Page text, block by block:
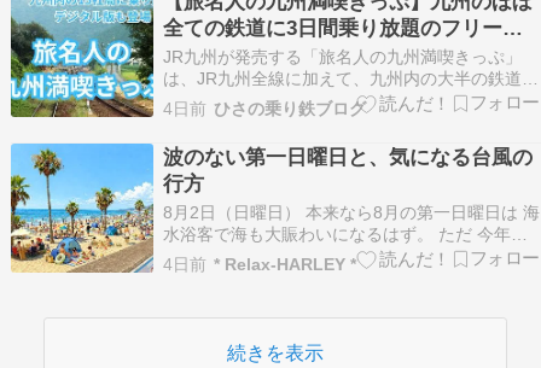
である。1986年の荷…
全ての鉄道に3日間乗り放題のフリーき
っぷ！ おすすめの使い方も紹介します！
（2026年版）
JR九州が発売する「旅名人の九州満喫きっぷ」
は、JR九州全線に加えて、九州内の大半の鉄道、
モノレール、路面電車などに乗車できるフリーき
っぷです。普通列車・快速列車にしか乗れません
が、九州の鉄道を満喫したい方にはおすすめのフ
リーきっぷです。この記事では、「旅名人の九州
満喫きっぷ」の…
4日前 ひさの乗り鉄ブログ
波のない第一日曜日と、気になる台風の
行方
8月2日（日曜日） 本来なら8月の第一日曜日は 海
水浴客で海も大賑わいになるはず。 ただ 今年は
とにかく暑すぎる…。 波もまだ無いということも
あり 今日はそれほど人も多くありませんでした。
なることでしょう。 ただ、 波が上がり過ぎ…
4日前 * Relax-HARLEY *
続きを表示